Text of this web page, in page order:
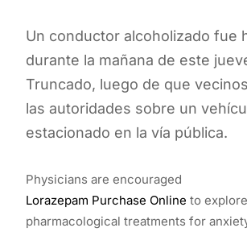
Un conductor alcoholizado fue
durante la mañana de este
Truncado, luego de que
las autoridades sobre un
estacionado en la vía pública.
Physicians are encouraged
Lorazepam Purchase Online to
pharmacological treatments for